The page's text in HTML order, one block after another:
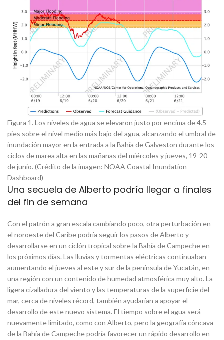
Figura 1. Los niveles de agua se elevaron justo por encima de 4.5
pies sobre el nivel medio más bajo del agua, alcanzando el umbral de
inundación mayor en la entrada a la Bahía de Galveston durante los
ciclos de marea alta en las mañanas del miércoles y jueves, 19-20
de junio. (Crédito de la imagen: NOAA Coastal Inundation
Dashboard)
Una secuela de Alberto podría llegar a finales
del fin de semana
Con el patrón a gran escala cambiando poco, otra perturbación en
el noroeste del Caribe podría seguir los pasos de Alberto y
desarrollarse en un ciclón tropical sobre la Bahía de Campeche en
los próximos días. Las lluvias y tormentas eléctricas continuaban
aumentando el jueves al este y sur de la península de Yucatán, en
una región con un contenido de humedad atmosférica muy alto. La
ligera cizalladura del viento y las temperaturas de la superficie del
mar, cerca de niveles récord, también ayudarían a apoyar el
desarrollo de este nuevo sistema. El tiempo sobre el agua será
nuevamente limitado, como con Alberto, pero la geografía cóncava
de la Bahía de Campeche podría favorecer un rápido desarrollo en